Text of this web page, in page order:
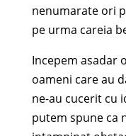
nenumarate ori
pe urma careia
Incepem asadar
oameni care au
ne-au cucerit cu
putem spune ca